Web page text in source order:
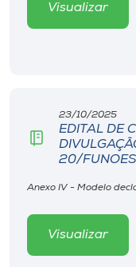
Visualizar
23/10/2025
EDITAL DE
20/
Anexo IV - Modelo
Visualizar